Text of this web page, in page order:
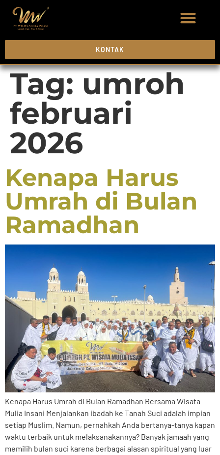
KONTAK
Tag:umroh
februari
2026
Kenapa Harus
Umrah di Bulan
Ramadhan
Kenapa Harus Umrah di Bulan Ramadhan Bersama Wisata
Mulia Insani Menjalankan ibadah ke Tanah Suci adalah impian
setiap Muslim. Namun, pernahkah Anda bertanya-tanya kapan
waktu terbaik untuk melaksanakannya? Banyak jamaah yang
memilih bulan suci karena berbagai alasan spiritual yang luar